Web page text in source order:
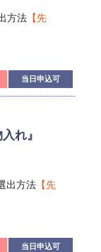
方法 【先
当日申込可
れ』
出方法 【先
当日申込可